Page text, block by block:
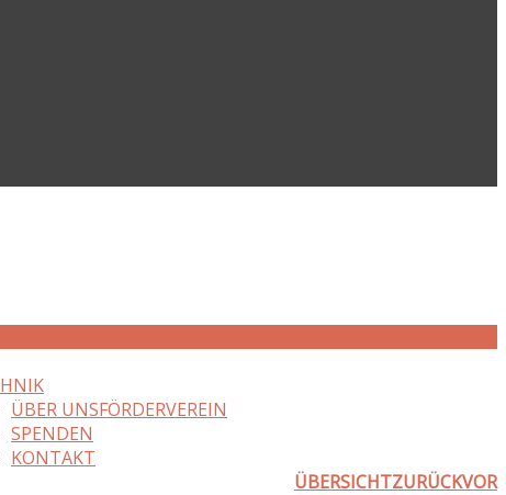
FÖRDERVEREIN
ÜBER UNS
SPENDEN
KONTAKT
ÜBERSICHTZURÜCKVOR